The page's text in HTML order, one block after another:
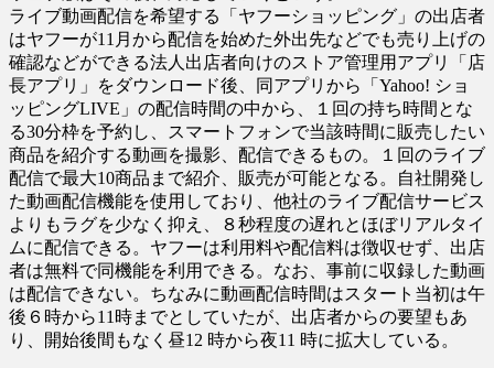
ライブ動画配信を希望する「ヤフーショッピング」の出店者
はヤフーが11月から配信を始めた外出先などでも売り上げの
確認などができる法人出店者向けのストア管理用アプリ「店
長アプリ」をダウンロード後、同アプリから「Yahoo! ショ
ッピングLIVE」の配信時間の中から、１回の持ち時間とな
る30分枠を予約し、スマートフォンで当該時間に販売したい
商品を紹介する動画を撮影、配信できるもの。１回のライブ
配信で最大10商品まで紹介、販売が可能となる。自社開発し
た動画配信機能を使用しており、他社のライブ配信サービス
よりもラグを少なく抑え、８秒程度の遅れとほぼリアルタイ
ムに配信できる。ヤフーは利用料や配信料は徴収せず、出店
者は無料で同機能を利用できる。なお、事前に収録した動画
は配信できない。ちなみに動画配信時間はスタート当初は午
後６時から11時までとしていたが、出店者からの要望もあ
り、開始後間もなく昼12 時から夜11 時に拡大している。